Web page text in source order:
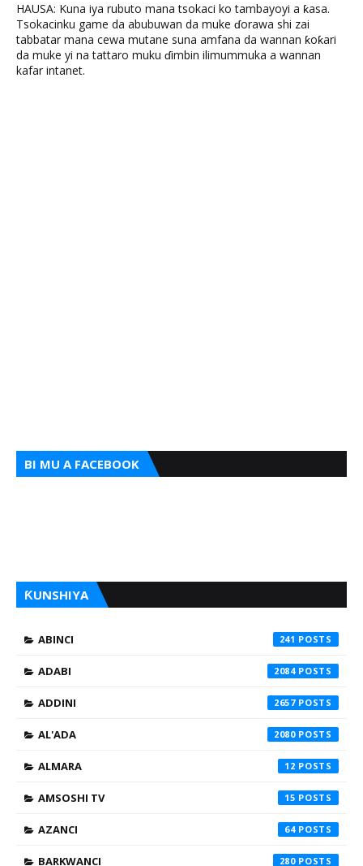
HAUSA: Kuna iya rubuto mana tsokaci ko tambayoyi a ƙasa.
Tsokacinku game da abubuwan da muke ɗorawa shi zai
tabbatar mana cewa mutane suna amfana da wannan ƙoƙari
da muke yi na tattaro muku ɗimbin ilimummuka a wannan
kafar intanet.
BI MU A FACEBOOK
ƘUNSHIYA
ABINCI 241
ADABI 2084
ADDINI 2657
AL'ADA 2080
ALMARA 12
AMSOSHI TV 15
AZANCI 64
BARKWANCI 280